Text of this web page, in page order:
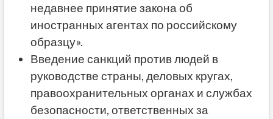
недавнее принятие закона об
иностранных агентах по российскому
образцу».
Введение санкций против людей в
руководстве страны, деловых кругах,
правоохранительных органах и службах
безопасности, ответственных за